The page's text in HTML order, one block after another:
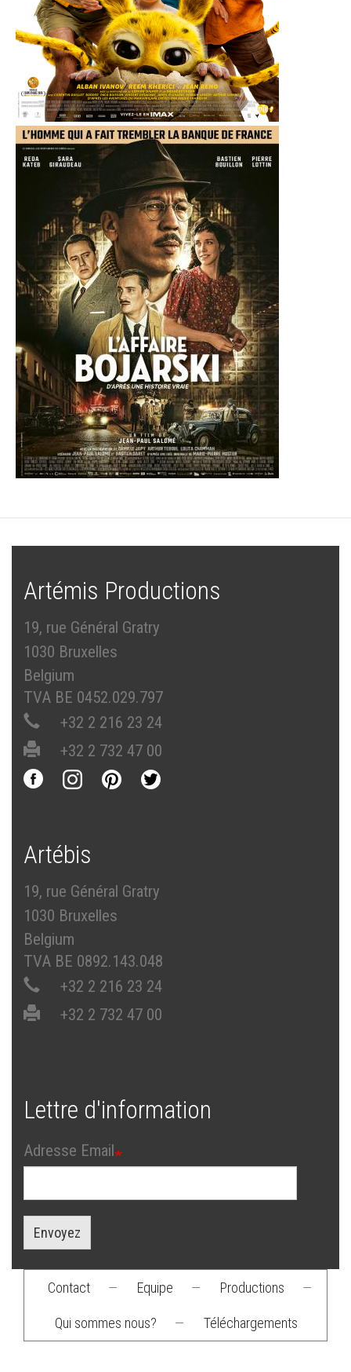
Artémis Productions
19, rue Général Gratry
1030 Bruxelles
Belgium
TVA BE 0452.029.797
+32 2 216 23 24
+32 2 732 47 00
Artébis
19, rue Général Gratry
1030 Bruxelles
Belgium
TVA BE 0892.143.048
+32 2 216 23 24
+32 2 732 47 00
Lettre d'information
Adresse Email
Envoyez
Footer
menu
Contact — Equipe — Productions —
Qui sommes nous? — Téléchargements